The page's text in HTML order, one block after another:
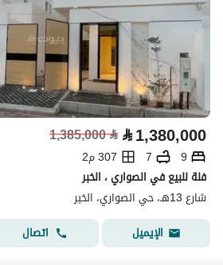
⃁1,380,000
⃁
1,385,000
9
7
307 م2
فلة للبيع في الصواري ، الخبر
شارع 13هـ، حي الصواري، الخبر
الإيميل
اتصال